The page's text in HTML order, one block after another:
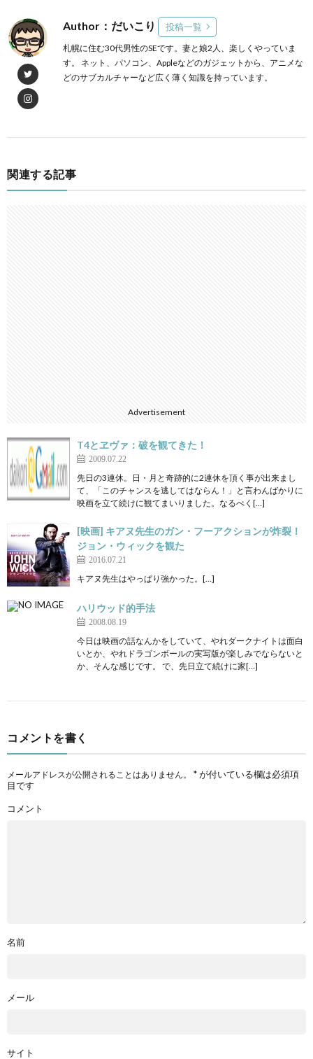
Author：だいこり 投稿一覧
札幌に住む30代男性のSEです。妻と娘2人、楽しくやっていま
す。 ネット、パソコン、Appleなどのガジェットから、アニメな
どのサブカルチャーなど広く薄く知識を持っています。
関連する記事
Advertisement
T4とヱヴァ：破を観てきた！
2009.07.22
先日の3連休。日・月と奇跡的に2連休を頂く事が出来まし
て、「このチャンスを逃してはならん！」と言わんばかりに
映画を立て続けに観てまいりました。なるべく[…]
[映画] キアヌ先生のガン・フーアクションが炸裂！
ジョン・ウィックを観た
2016.07.21
キアヌ先生はやっぱり強かった。[…]
ハリウッド的手法
2008.08.19
今日は映画の話なんかをしていて、やれダークナイトは面白
いとか、やれドラゴンボールの実写版が楽しみでならないと
か、そんな感じです。 で、先日立て続けに家[…]
コメントを書く
メールアドレスが公開されることはありません。 *が付いている欄は必須項
目です
コメント
名前
メール
サイト